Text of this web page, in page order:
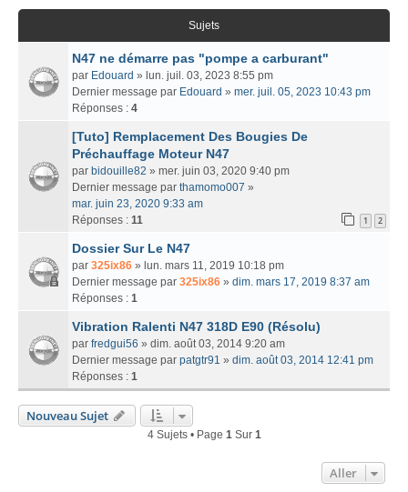
Sujets
N47 ne démarre pas "pompe a carburant"
par Edouard » lun. juil. 03, 2023 8:55 pm
Dernier message par Edouard » mer. juil. 05, 2023 10:43 pm
Réponses : 4
[Tuto] Remplacement Des Bougies De
Préchauffage Moteur N47
par bidouille82 » mer. juin 03, 2020 9:40 pm
Dernier message par thamomo007 »
mar. juin 23, 2020 9:33 am
Réponses : 11 1 2
Dossier Sur Le N47
par 325ix86 » lun. mars 11, 2019 10:18 pm
Dernier message par 325ix86 » dim. mars 17, 2019 8:37 am
Réponses : 1
Vibration Ralenti N47 318D E90 (Résolu)
par fredgui56 » dim. août 03, 2014 9:20 am
Dernier message par patgtr91 » dim. août 03, 2014 12:41 pm
Réponses : 1
Nouveau Sujet
4 Sujets • Page 1Sur 1
Aller